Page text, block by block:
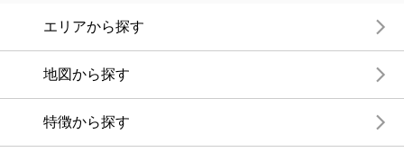
エリアから探す
地図から探す
特徴から探す